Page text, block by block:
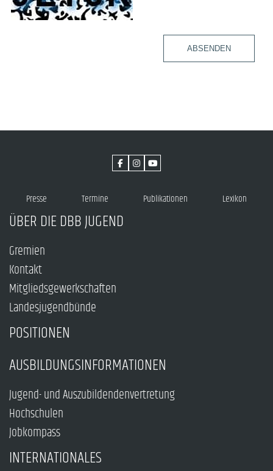
ABSENDEN
Presse Termine Publikationen Lexikon
ÜBER DIE DBB JUGEND
Gremien
Kontakt
Mitgliedsgewerkschaften
Landesjugendbünde
POSITIONEN
AUSBILDUNGSINFORMATIONEN
Jugend- und Auszubildendenvertretung
Hochschulen
Jobkompass
INTERNATIONALES